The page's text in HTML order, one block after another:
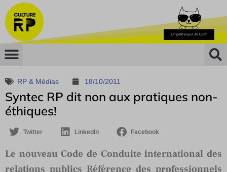
RP & Médias 18/10/2011
Syntec RP dit non aux pratiques non-
éthiques!
Twitter LinkedIn Facebook
Le nouveau Code de Conduite international des
relations publics Référence des professionnels